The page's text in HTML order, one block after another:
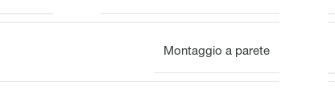
Montaggio a parete